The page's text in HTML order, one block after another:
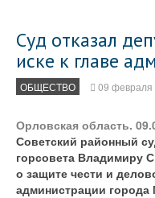
Суд отказал
иске к главе
ОБЩЕСТВО 09 февраля
Орловская область.
Советский районный
горсовета Владимиру
о защите чести и
администрации